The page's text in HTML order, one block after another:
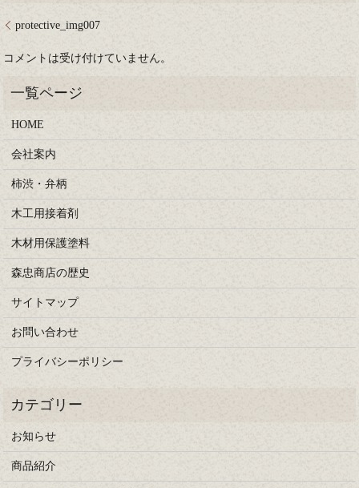
protective_img007
コメントは受け付けていません。
HOME
会社案内
柿渋・弁柄
木工用接着剤
木材用保護塗料
森忠商店の歴史
サイトマップ
お問い合わせ
プライバシーポリシー
お知らせ
商品紹介